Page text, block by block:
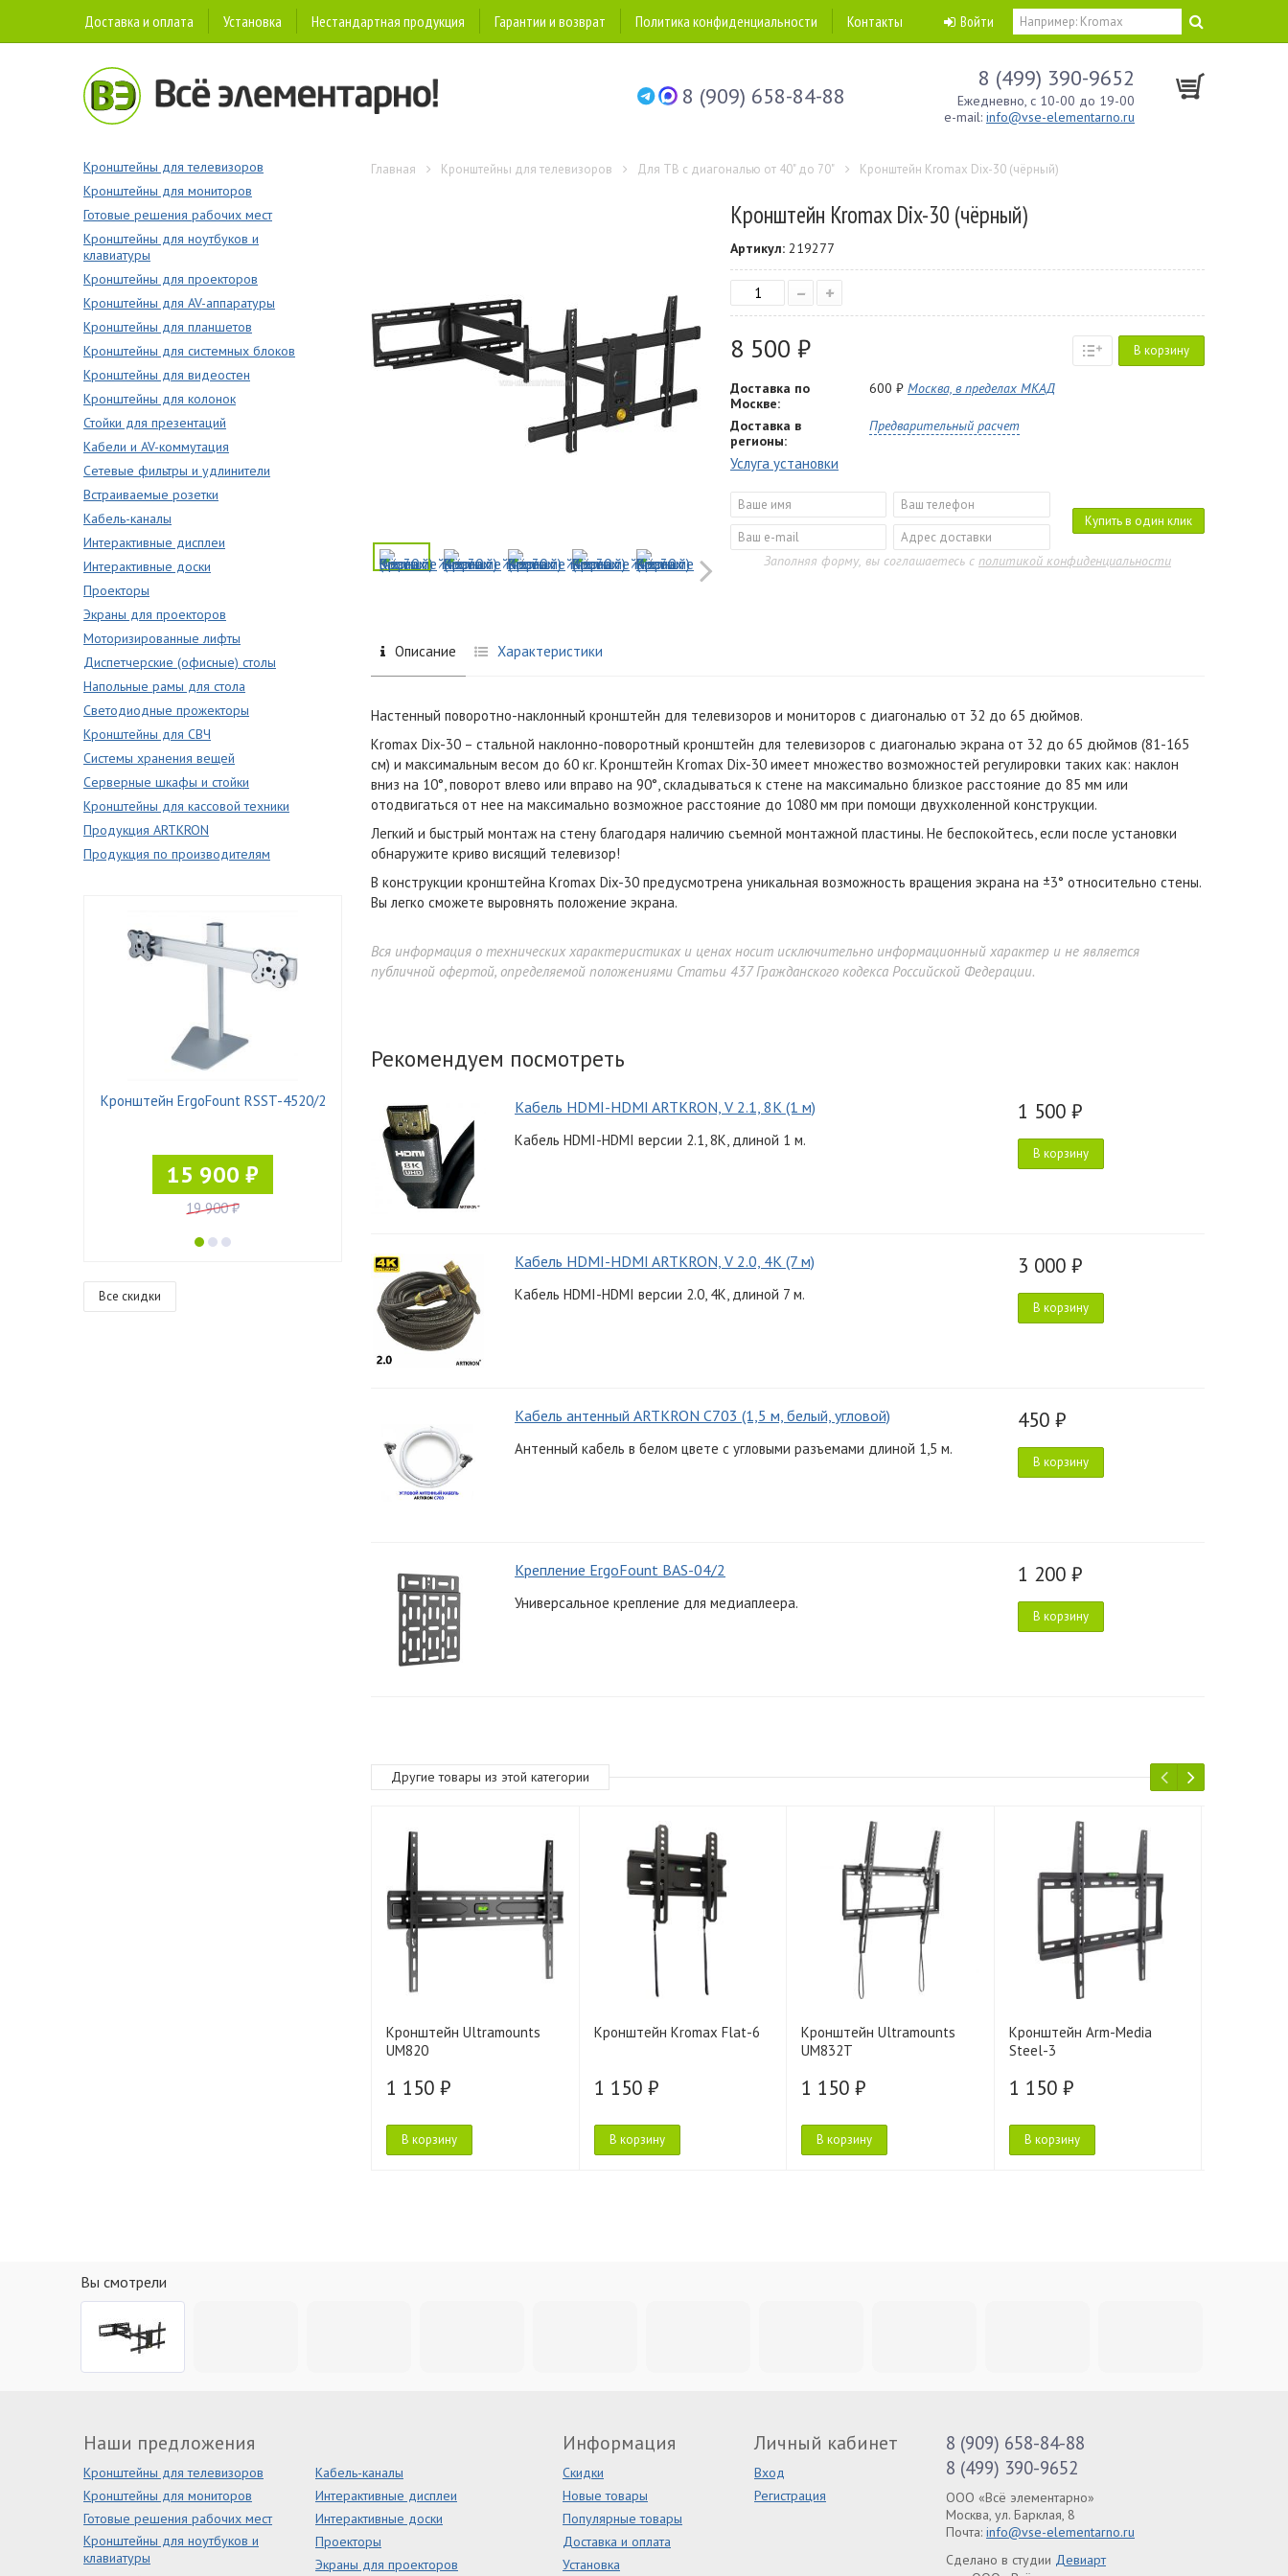
Доставка и оплата Установка Нестандартная продукция Гарантии и возврат Политика конфиденциальности Контакты Войти
8 (909) 658-84-88
8 (499) 390-9652
Ежедневно, с 10-00 до 19-00
e-mail: info@vse-elementarno.ru
Кронштейны для телевизоров
Кронштейны для мониторов
Готовые решения рабочих мест
Кронштейны для ноутбуков и
клавиатуры
Кронштейны для проекторов
Кронштейны для AV-аппаратуры
Кронштейны для планшетов
Кронштейны для системных блоков
Кронштейны для видеостен
Кронштейны для колонок
Стойки для презентаций
Кабели и AV-коммутация
Сетевые фильтры и удлинители
Встраиваемые розетки
Кабель-каналы
Интерактивные дисплеи
Интерактивные доски
Проекторы
Экраны для проекторов
Моторизированные лифты
Диспетчерские (офисные) столы
Напольные рамы для стола
Светодиодные прожекторы
Кронштейны для СВЧ
Системы хранения вещей
Серверные шкафы и стойки
Кронштейны для кассовой техники
Продукция ARTKRON
Продукция по производителям
Кронштейн ErgoFount RSST-4520/2
15 900 ₽
19 900 ₽
Все скидки
Главная Кронштейны для телевизоров Для ТВ с диагональю от 40" до 70" Кронштейн Kromax Dix-30 (чёрный)
Кронштейн Kromax Dix-30 (чёрный)
Артикул: 219277
– +
8 500 ₽ В корзину
Доставка по
Москве:
600 ₽ Москва, в пределах МКАД
Доставка в
регионы:
Предварительный расчет
Услуга установки
Купить в один клик
Заполняя форму, вы соглашаетесь с политикой конфиденциальности
Описание Характеристики
Настенный поворотно-наклонный кронштейн для телевизоров и мониторов с диагональю от 32 до 65 дюймов.
Kromax Dix-30 – стальной наклонно-поворотный кронштейн для телевизоров с диагональю экрана от 32 до 65 дюймов (81-165
см) и максимальным весом до 60 кг. Кронштейн Kromax Dix-30 имеет множество возможностей регулировки таких как: наклон
вниз на 10°, поворот влево или вправо на 90°, складываться к стене на максимально близкое расстояние до 85 мм или
отодвигаться от нее на максимально возможное расстояние до 1080 мм при помощи двухколенной конструкции.
Легкий и быстрый монтаж на стену благодаря наличию съемной монтажной пластины. Не беспокойтесь, если после установки
обнаружите криво висящий телевизор!
В конструкции кронштейна Kromax Dix-30 предусмотрена уникальная возможность вращения экрана на ±3° относительно стены.
Вы легко сможете выровнять положение экрана.
Вся информация о технических характеристиках и ценах носит исключительно информационный характер и не является
публичной офертой, определяемой положениями Статьи 437 Гражданского кодекса Российской Федерации.
Рекомендуем посмотреть
Кабель HDMI-HDMI ARTKRON, V 2.1, 8K (1 м)
Кабель HDMI-HDMI версии 2.1, 8K, длиной 1 м.
1 500 ₽
В корзину
Кабель HDMI-HDMI ARTKRON, V 2.0, 4K (7 м)
Кабель HDMI-HDMI версии 2.0, 4K, длиной 7 м.
3 000 ₽
В корзину
Кабель антенный ARTKRON C703 (1,5 м, белый, угловой)
Антенный кабель в белом цвете с угловыми разъемами длиной 1,5 м.
450 ₽
В корзину
Крепление ErgoFount BAS-04/2
Универсальное крепление для медиаплеера.
1 200 ₽
В корзину
Другие товары из этой категории
Кронштейн Ultramounts
UM820
1 150 ₽
В корзину
Кронштейн Kromax Flat-6
1 150 ₽
В корзину
Кронштейн Ultramounts
UM832T
1 150 ₽
В корзину
Кронштейн Arm-Media
Steel-3
1 150 ₽
В корзину
Вы смотрели
Наши предложения
Кронштейны для телевизоров
Кронштейны для мониторов
Готовые решения рабочих мест
Кронштейны для ноутбуков и
клавиатуры
Кабель-каналы
Интерактивные дисплеи
Интерактивные доски
Проекторы
Экраны для проекторов
Информация
Скидки
Новые товары
Популярные товары
Доставка и оплата
Установка
Личный кабинет
Вход
Регистрация
8 (909) 658-84-88
8 (499) 390-9652
ООО «Всё элементарно»
Москва, ул. Барклая, 8
Почта: info@vse-elementarno.ru
Сделано в студии Девиарт